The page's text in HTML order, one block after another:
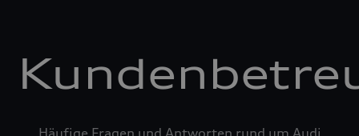
Häufige Fragen und Antworten rund um Audi